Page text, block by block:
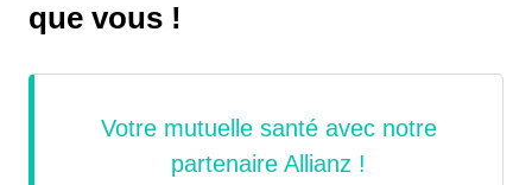
que vous !